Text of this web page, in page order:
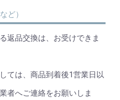
ど）
返品交換は、お受けできま
ては、商品到着後1営業日以
者へご連絡をお願いしま